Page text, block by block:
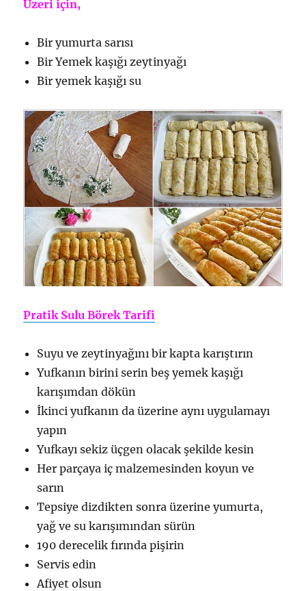
Üzeri için,
Bir yumurta sarısı
Bir Yemek kaşığı zeytinyağı
Bir yemek kaşığı su
Pratik Sulu Börek Tarifi
Suyu ve zeytinyağını bir kapta karıştırın
Yufkanın birini serin beş yemek kaşığı
karışımdan dökün
İkinci yufkanın da üzerine aynı uygulamayı
yapın
Yufkayı sekiz üçgen olacak şekilde kesin
Her parçaya iç malzemesinden koyun ve
sarın
Tepsiye dizdikten sonra üzerine yumurta,
yağ ve su karışımından sürün
190 derecelik fırında pişirin
Servis edin
Afiyet olsun